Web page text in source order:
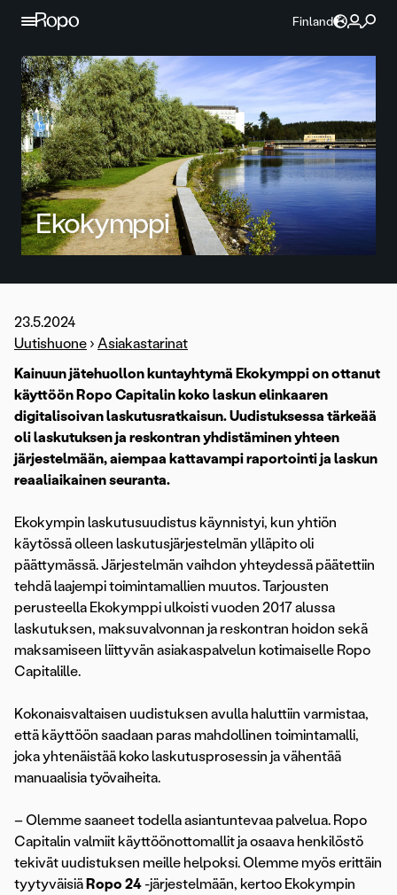
Jatka sisältöön
Finland
Ekokymppi
23.5.2024
Uutishuone › Asiakastarinat
Kainuun jätehuollon kuntayhtymä Ekokymppi on ottanut
käyttöön Ropo Capitalin koko laskun elinkaaren
digitalisoivan laskutusratkaisun. Uudistuksessa tärkeää
oli laskutuksen ja reskontran yhdistäminen yhteen
järjestelmään, aiempaa kattavampi raportointi ja laskun
reaaliaikainen seuranta.
Ekokympin laskutusuudistus käynnistyi, kun yhtiön
käytössä olleen laskutusjärjestelmän ylläpito oli
päättymässä. Järjestelmän vaihdon yhteydessä päätettiin
tehdä laajempi toimintamallien muutos. Tarjousten
perusteella Ekokymppi ulkoisti vuoden 2017 alussa
laskutuksen, maksuvalvonnan ja reskontran hoidon sekä
maksamiseen liittyvän asiakaspalvelun kotimaiselle Ropo
Capitalille.
Kokonaisvaltaisen uudistuksen avulla haluttiin varmistaa,
että käyttöön saadaan paras mahdollinen toimintamalli,
joka yhtenäistää koko laskutusprosessin ja vähentää
manuaalisia työvaiheita.
– Olemme saaneet todella asiantuntevaa palvelua. Ropo
Capitalin valmiit käyttöönottomallit ja osaava henkilöstö
tekivät uudistuksen meille helpoksi. Olemme myös erittäin
tyytyväisiä Ropo 24-järjestelmään, kertoo Ekokympin